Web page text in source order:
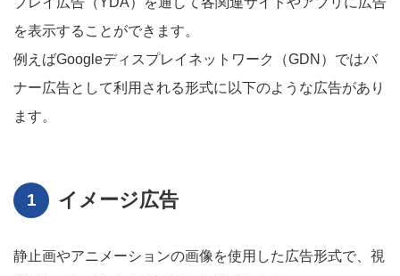
を表示することができます。
例えばGoogleディスプレイネットワーク（GDN）ではバ
ナー広告として利用される形式に以下のような広告があり
ます。
イメージ広告
静止画やアニメーションの画像を使用した広告形式で、視